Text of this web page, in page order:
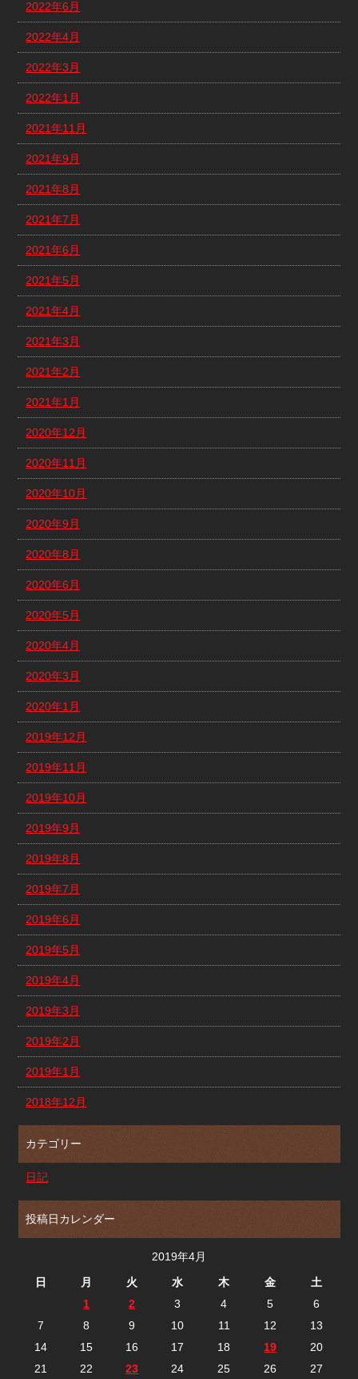
2022年6月
2022年4月
2022年3月
2022年1月
2021年11月
2021年9月
2021年8月
2021年7月
2021年6月
2021年5月
2021年4月
2021年3月
2021年2月
2021年1月
2020年12月
2020年11月
2020年10月
2020年9月
2020年8月
2020年6月
2020年5月
2020年4月
2020年3月
2020年1月
2019年12月
2019年11月
2019年10月
2019年9月
2019年8月
2019年7月
2019年6月
2019年5月
2019年4月
2019年3月
2019年2月
2019年1月
2018年12月
カテゴリー
日記
投稿日カレンダー
2019年4月
日
月 火 水 木 金
土
1
2 3 4 5
6
7
8 9 10 11 12
13
14
15 16 17 18 19
20
21
22 23 24 25 26 27